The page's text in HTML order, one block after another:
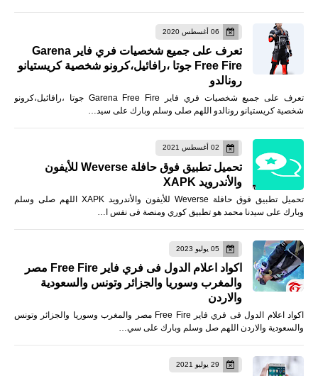
06 أغسطس 2020
تعرف على جميع شخصيات فري فاير Garena
Free Fire جوتا ،رافائيل،كرونو شخصية كريستيانو
رونالدو
تعرف على جميع شخصيات فري فاير Garena Free Fire جوتا ،رافائيل،كرونو
شخصية كريستيانو رونالدو اللهم صلى وسلم وبارك على سيد…
02 أغسطس 2021
تحميل تطبيق فوق حافلة Weverse للأيفون
والأندرويد XAPK
تحميل تطبيق فوق حافلة Weverse للأيفون والأندرويد XAPK اللهم صلى وسلم
وبارك على سيدنا محمد هو تطبيق كوري ومنصة فى نفس ا…
05 يوليو 2023
اكواد اعلام الدول فى فري فاير Free Fire مصر
والمغرب وسوريا والجزائر وتونس والسعودية
والاردن
اكواد اعلام الدول فى فري فاير Free Fire مصر والمغرب وسوريا والجزائر وتونس
والسعودية والاردن اللهم صل وسلم وبارك على سي…
29 يوليو 2021